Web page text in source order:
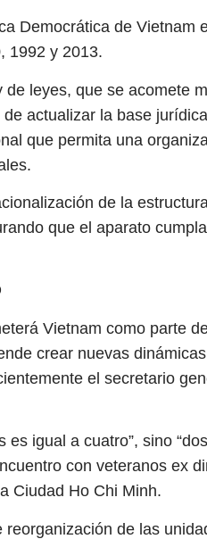
Democrática de Vietnam
1992 y 2013.
leyes, que se acomete
actualizar la base
que permita una
de la
que el aparato
Vietnam como parte
crear nuevas
el secretario
es igual a cuatro”, sino
con veteranos ex
Ciudad Ho Chi Minh.
de las